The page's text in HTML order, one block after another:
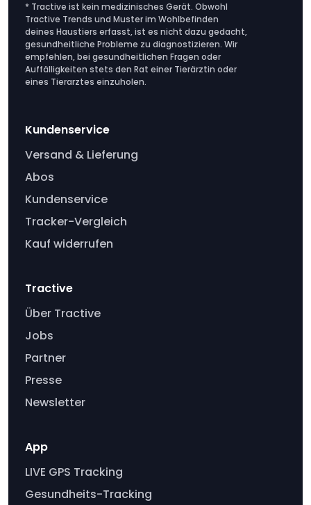
* Tractive ist kein medizinisches Gerät. Obwohl
Tractive Trends und Muster im Wohlbefinden
deines Haustiers erfasst, ist es nicht dazu gedacht,
gesundheitliche Probleme zu diagnostizieren. Wir
empfehlen, bei gesundheitlichen Fragen oder
Auffälligkeiten stets den Rat einer Tierärztin oder
eines Tierarztes einzuholen.
Kundenservice
Versand & Lieferung
Abos
Kundenservice
Tracker-Vergleich
Kauf widerrufen
Tractive
Über Tractive
Jobs
Partner
Presse
Newsletter
App
LIVE GPS Tracking
Gesundheits-Tracking